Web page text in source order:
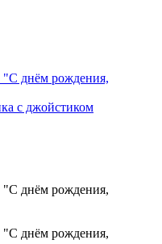
с джойстиком